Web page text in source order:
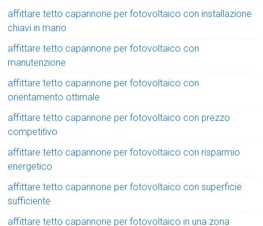
affittare tetto capannone per fotovoltaico con installazione
chiavi in mano
affittare tetto capannone per fotovoltaico con
manutenzione
affittare tetto capannone per fotovoltaico con
orientamento ottimale
affittare tetto capannone per fotovoltaico con prezzo
competitivo
affittare tetto capannone per fotovoltaico con risparmio
energetico
affittare tetto capannone per fotovoltaico con superficie
sufficiente
affittare tetto capannone per fotovoltaico in una zona